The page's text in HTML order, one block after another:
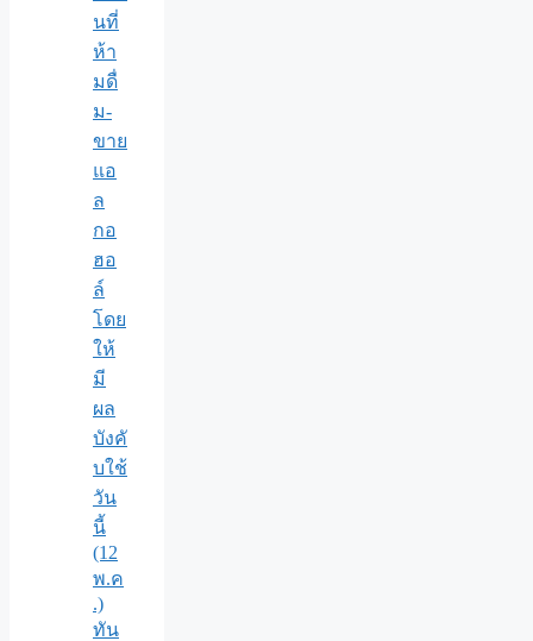
นที่
ห้า
มดื่
ม-
ขาย
แอ
ล
กอ
ฮอ
ล์
โดย
ให้
มี
ผล
บังคั
บใช้
วัน
นี้
(12
พ.ค
.)
ทัน